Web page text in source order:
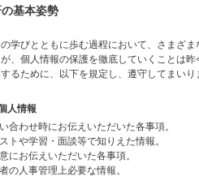
基本姿勢
学びとともに歩む過程において、さまざ
、個人情報の保護を徹底していくことは
るために、以下を規定し、遵守してまいり
人情報
合わせ時にお伝えいただいた各事項。
トや学習・面談等で知りえた情報。
にお伝えいただいた各事項。
の人事管理上必要な情報。